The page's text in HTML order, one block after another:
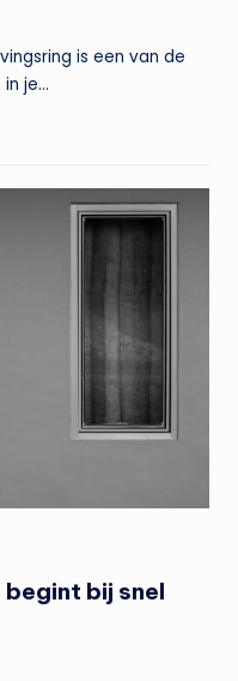
is een van de
je…
begint bij snel